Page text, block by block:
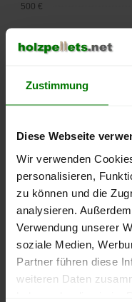
Zustimmung
Diese Webseite
Wir verwenden
personalisieren,
zu können und die
analysieren.
Verwendung unserer
soziale Medien,
Partner führen diese
weiteren Daten
lose
September
2025
300 €
350 €
500 €
Die aktuelle
können Sie